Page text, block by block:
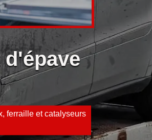
ferraille et catalyseurs